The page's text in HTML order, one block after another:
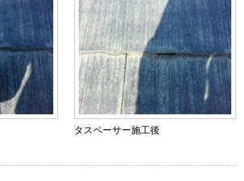
タスペーサー施工後